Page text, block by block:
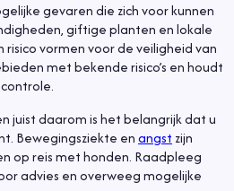
gevaren die zich voor kunnen
giftige planten en lokale
vormen voor de veiligheid van
met bekende risico’s en houdt
juist daarom is het belangrijk dat u
Bewegingsziekte enangst zijn
op reis met honden. Raadpleeg
advies en overweeg mogelijke